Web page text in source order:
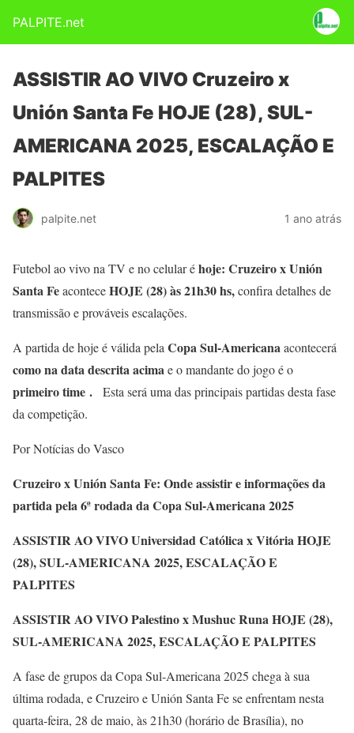
PALPITE.net
ASSISTIR AO VIVO Cruzeiro x
Unión Santa Fe HOJE (28), SUL-
AMERICANA 2025, ESCALAÇÃO E
PALPITES
palpite.net 1 ano atrás
Futebol ao vivo na TV e no celular éhoje: Cruzeiro x Unión
Santa FeaconteceHOJE (28) às 21h30 hs,confira detalhes de
transmissão e prováveis escalações.
A partida de hoje é válida pela Copa Sul-Americanaacontecerá
como na data descrita acimae o mandante do jogo é o
primeiro time .
Esta será uma das principais partidas desta fase
da competição.
Por Notícias do Vasco
Cruzeiro x Unión Santa Fe: Onde assistir e informações da
partida pela 6ª rodada da Copa Sul-Americana 2025
ASSISTIR AO VIVO Universidad Católica x Vitória HOJE
(28), SUL-AMERICANA 2025, ESCALAÇÃO E
PALPITES
ASSISTIR AO VIVO Palestino x Mushuc Runa HOJE (28),
SUL-AMERICANA 2025, ESCALAÇÃO E PALPITES
A fase de grupos da Copa Sul-Americana 2025 chega à sua
última rodada, e Cruzeiro e Unión Santa Fe se enfrentam nesta
quarta-feira, 28 de maio, às 21h30 (horário de Brasília), no